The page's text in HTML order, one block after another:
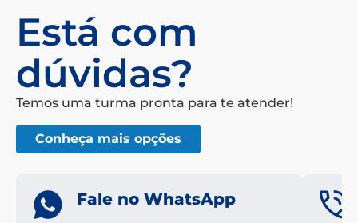
Está com
dúvidas?
Temos uma turma pronta para te atender!
Conheça mais opções
Fale no WhatsApp